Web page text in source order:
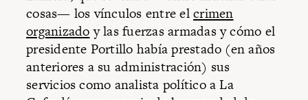
cosas— los vínculos entre elcrimen
organizadoy las fuerzas armadas y cómo el
presidente Portillo había prestado (en años
anteriores a su administración) sus
servicios como analista político a La